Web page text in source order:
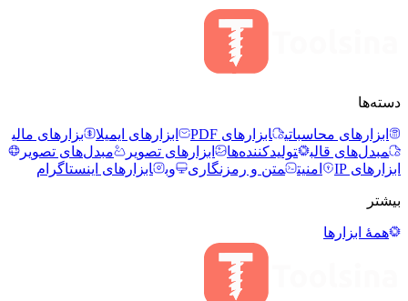
دسته‌ها
ابزارهای محاسباتی ابزارهای PDF ابزارهای ایمیل
ابزارهای مالی
مبدل‌های قالب
تولیدکننده‌ها ابزارهای تصویر
مبدل‌های تصویر
ابزارهای IP
امنیت متن و رمزنگاری وب ابزارهای اینستاگرام
بیشتر
همهٔ ابزارها